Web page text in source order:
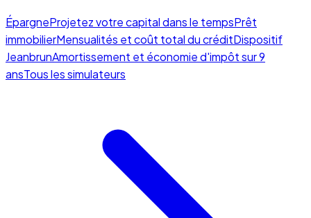
ÉpargneProjetez votre capital dans le tempsPrêt
immobilierMensualités et coût total du créditDispositif
JeanbrunAmortissement et économie d'impôt sur 9
ansTous les simulateurs